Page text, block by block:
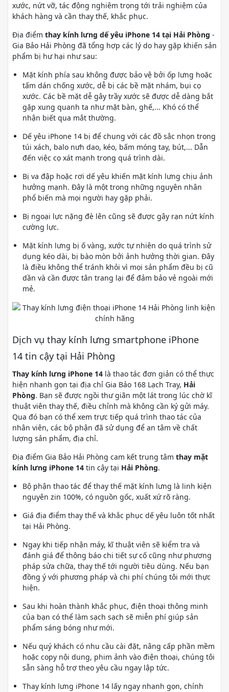
xước, nứt vỡ, tác động nghiêm trọng tới trải nghiệm của
khách hàng và cần thay thế, khắc phục.
Địa điểm thay kính lưng dế yêu iPhone 14 tại Hải Phòng -
Gia Bảo Hải Phòng đã tổng hợp các lý do hay gặp khiến sản
phẩm bị hư hại như sau:
Mặt kính phía sau không được bảo vệ bởi ốp lưng hoặc
tấm dán chống xước, dễ bị các bề mặt nhám, bụi cọ
xước. Các bề mặt dễ gây trầy xước sẽ được dễ dàng bắt
gặp xung quanh ta như mặt bàn, ghế,... Khó có thể
nhận biết qua mắt thường.
Dế yêu iPhone 14 bị để chung với các đồ sắc nhọn trong
túi xách, balo nưh dao, kéo, bấm móng tay, bút,... Dẫn
đến việc cọ xát mạnh trong quá trình dài.
Bị va đập hoặc rơi dế yêu khiến mặt kính lưng chịu ảnh
hưởng mạnh. Đây là một trong những nguyên nhân
phổ biến mà mọi người hay gặp phải.
Bị ngoại lực nặng đè lên cũng sẽ được gây rạn nứt kính
cường lực.
Mặt kính lưng bị ố vàng, xước tự nhiên do quá trình sử
dụng kéo dài, bị bào mòn bởi ảnh hưởng thời gian. Đây
là điều không thể tránh khỏi vì mọi sản phẩm đều bị cũ
dần và cần được tân trang lại để đảm bảo vẻ ngoài mới
mẻ.
Dịch vụ thay kính lưng smartphone iPhone
14 tin cậy tại Hải Phòng
Thay kính lưng iPhone 14 là thao tác đơn giản có thể thực
hiện nhanh gọn tại địa chỉ Gia Bảo 168 Lạch Tray, Hải
Phòng. Bạn sẽ được ngồi thư giãn một lát trong lúc chờ kĩ
thuật viên thay thế, điều chỉnh mà không cần ký gửi máy.
Qua đó bạn có thể xem trực tiếp quá trình thao tác của
nhân viên, các bộ phận đã sử dụng để an tâm về chất
lượng sản phẩm, địa chỉ.
Địa điểm Gia Bảo Hải Phòng cam kết trung tâm thay mặt
kính lưng iPhone 14 tin cậy tại Hải Phòng.
Bộ phận thao tác để thay thế mặt kính lưng là linh kiện
nguyên zin 100%, có nguồn gốc, xuất xứ rõ ràng.
Giá địa điểm thay thế và khắc phục dế yêu luôn tốt nhất
tại Hải Phòng.
Ngay khi tiếp nhận máy, kĩ thuật viên sẽ kiểm tra và
đánh giá để thông báo chi tiết sự cố cũng như phương
pháp sửa chữa, thay thế tới người tiêu dùng. Nếu bạn
đồng ý với phương pháp và chi phí chúng tôi mới thực
hiện.
Sau khi hoàn thành khắc phục, điện thoại thông minh
của bạn có thể làm sạch sạch sẽ miễn phí giúp sản
phẩm sáng bóng như mới.
Nếu quý khách có nhu cầu cài đặt, nâng cấp phần mềm
hoặc copy nội dung, phim ảnh vào điện thoại, chúng tôi
sẵn sàng hỗ trợ theo yêu cầu ngay lập tức.
Thay kính lưng iPhone 14 lấy ngay nhanh gọn, chính